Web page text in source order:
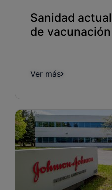
Sanidad
de vacunación
Ver más